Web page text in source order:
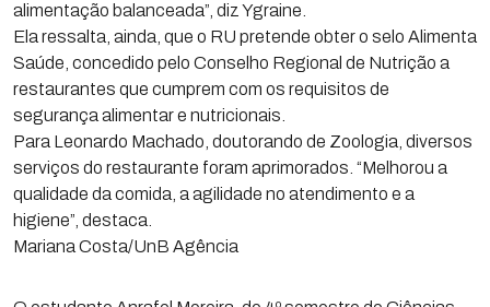
alimentação balanceada”, diz Ygraine.
Ela ressalta, ainda, que o RU pretende obter o selo Alimenta
Saúde, concedido pelo Conselho Regional de Nutrição a
restaurantes que cumprem com os requisitos de
segurança alimentar e nutricionais.
Para Leonardo Machado, doutorando de Zoologia, diversos
serviços do restaurante foram aprimorados. “Melhorou a
qualidade da comida, a agilidade no atendimento e a
higiene”, destaca.
Mariana Costa/UnB Agência